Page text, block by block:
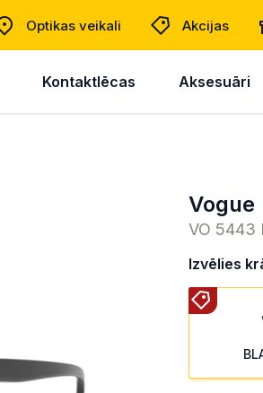
Optikas veikali Akcijas
Kontaktlēcas Aksesuāri
Vogue
VO 5443
Izvēlies